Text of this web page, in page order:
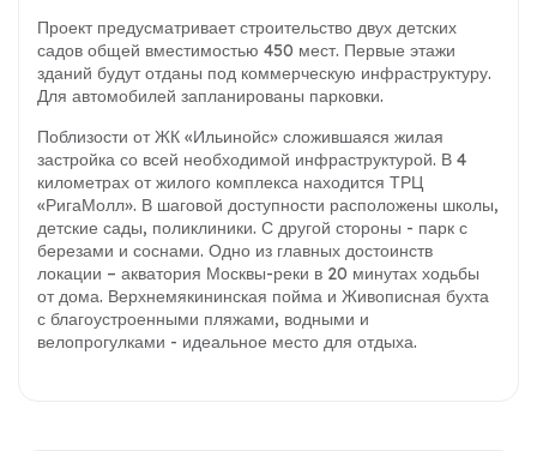
Проект предусматривает строительство двух детских
садов общей вместимостью 450 мест. Первые этажи
зданий будут отданы под коммерческую инфраструктуру.
Для автомобилей запланированы парковки.
Поблизости от ЖК «Ильинойс» сложившаяся жилая
застройка со всей необходимой инфраструктурой. В 4
километрах от жилого комплекса находится ТРЦ
«РигаМолл». В шаговой доступности расположены школы,
детские сады, поликлиники. С другой стороны - парк с
березами и соснами. Одно из главных достоинств
локации – акватория Москвы-реки в 20 минутах ходьбы
от дома. Верхнемякининская пойма и Живописная бухта
с благоустроенными пляжами, водными и
велопрогулками - идеальное место для отдыха.